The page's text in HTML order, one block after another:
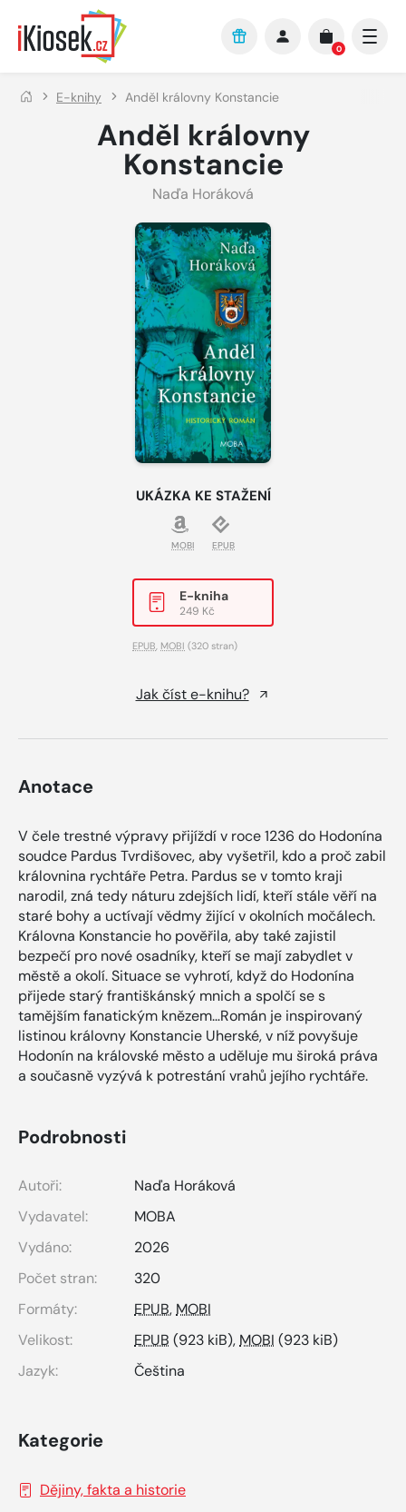
Přejít na hlavní obsah
0
E-knihy Anděl královny Konstancie
Anděl královny
Konstancie
Naďa Horáková
UKÁZKA KE STAŽENÍ
MOBI EPUB
E-kniha
249 Kč
EPUB MOBI (320 stran)
Jak číst e-knihu?
Anotace
V čele trestné výpravy přijíždí v roce 1236 do Hodonína
soudce Pardus Tvrdišovec, aby vyšetřil, kdo a proč zabil
královnina rychtáře Petra. Pardus se v tomto kraji
narodil, zná tedy náturu zdejších lidí, kteří stále věří na
staré bohy a uctívají vědmy žijící v okolních močálech.
Královna Konstancie ho pověřila, aby také zajistil
bezpečí pro nové osadníky, kteří se mají zabydlet v
městě a okolí. Situace se vyhrotí, když do Hodonína
přijede starý františkánský mnich a spolčí se s
tamějším fanatickým knězem…Román je inspirovaný
listinou královny Konstancie Uherské, v níž povyšuje
Hodonín na královské město a uděluje mu široká práva
a současně vyzývá k potrestání vrahů jejího rychtáře.
Podrobnosti
Autoři:
Naďa Horáková
Vydavatel:
MOBA
Vydáno:
2026
Počet stran:
320
Formáty:
EPUB, MOBI
Velikost:
EPUB (923 kiB), MOBI (923 kiB)
Jazyk:
Čeština
Kategorie
Dějiny, fakta a historie